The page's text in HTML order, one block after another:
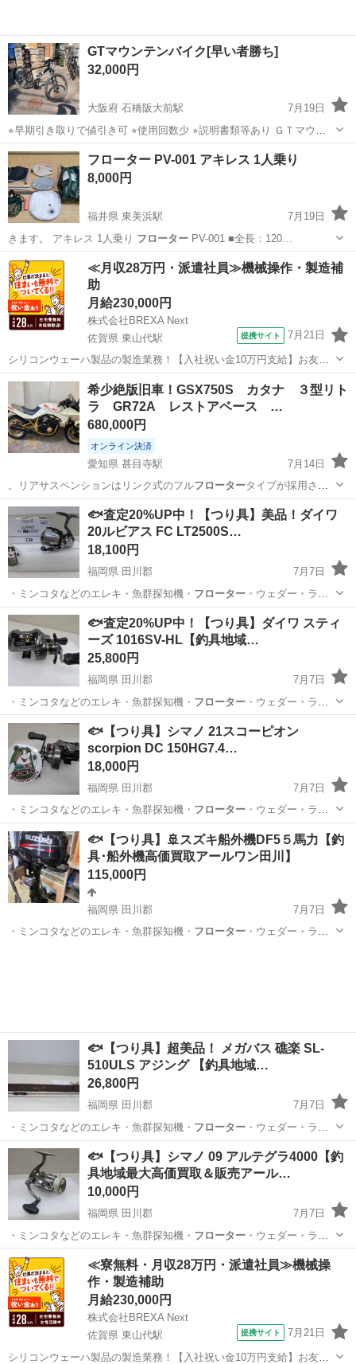
GTマウンテンバイク[早い者勝ち]
32,000円
大阪府 石橋阪大前駅
7月19日
⭐︎早期引き取りで値引き可 ⭐︎使用回数少 ⭐︎説明書類等あり ＧＴマウン
テンバイク アグレッサーコンプ 黒 2年ほど前に購入し、使用回数は
短時間で50回も満たないほどです。 カバーはしていましたが、風では
がれたり雨に当た...
大阪 池田市 石橋阪大前駅 マウンテンバイク
フローター PV-001 アキレス 1人乗り
8,000円
福井県 東美浜駅
7月19日
きます。 アキレス 1人乗り フローター PV-001 ■全長：120…
福井 三方郡 東美浜駅 その他 フローター
≪月収28万円・派遣社員≫機械操作・製造補
助
月給230,000円
株式会社BREXA Next
佐賀県 東山代駅
提携サイト 7月21日
シリコンウェーハ製品の製造業務！【入社祝い金10万円支給】お友達
やカップルとの応募OK◎年間休日129日＆休出なしでプライベート充
実♪業務はクリーンルームで快適作業◎自社正社員登用制度あり★1食
300円～の格安食堂あり！《佐...
佐賀 伊万里市 東山代駅
希少絶版旧車！GSX750S カタナ ３型リト
ラ GR72A レストアベース …
680,000円
オンライン決済
愛知県 甚目寺駅
7月14日
。リアサスペンションはリンク式のフルフロータータイプが採用さ
れ、スポーツ走行でも姿…
愛知 あま市 甚目寺駅 スズキ GSX
🐟査定20%UP中！【つり具】美品！ダイワ
20ルビアス FC LT2500S…
18,100円
福岡県 田川郡
7月7日
・ミンコタなどのエレキ・魚群探知機・ フローター・ウェダー・ライ
フJKT ■取…
福岡 田川郡 その他 釣具
🐟査定20%UP中！【つり具】ダイワ スティ
ーズ 1016SV-HL【釣具地域…
25,800円
福岡県 田川郡
7月7日
・ミンコタなどのエレキ・魚群探知機・ フローター・ウェダー・ライ
フJKT ■取…
福岡 田川郡 その他 釣具
🐟【つり具】シマノ 21スコーピオン
scorpion DC 150HG7.4…
18,000円
福岡県 田川郡
7月7日
・ミンコタなどのエレキ・魚群探知機・ フローター・ウェダー・ライ
フJKT ■取…
福岡 田川郡 その他 釣具
🐟【つり具】🚢スズキ船外機DF5５馬力【釣
具･船外機高価買取アールワン田川】
115,000円
福岡県 田川郡
7月7日
・ミンコタなどのエレキ・魚群探知機・ フローター・ウェダー・ライ
🐟【つり具】超美品！ メガバス 礁楽 SL-
510ULS アジング 【釣具地域…
26,800円
福岡県 田川郡
7月7日
・ミンコタなどのエレキ・魚群探知機・ フローター・ウェダー・ライ
フJKT ■取…
福岡 田川郡 その他 アジング
🐟【つり具】シマノ 09 アルテグラ4000【釣
具地域最大高価買取＆販売アール…
10,000円
福岡県 田川郡
7月7日
・ミンコタなどのエレキ・魚群探知機・ フローター・ウェダー・ライ
フJKT ■取…
福岡 田川郡 その他 釣具
≪寮無料・月収28万円・派遣社員≫機械操
作・製造補助
月給230,000円
株式会社BREXA Next
佐賀県 東山代駅
提携サイト 7月21日
シリコンウェーハ製品の製造業務！【入社祝い金10万円支給】お友達